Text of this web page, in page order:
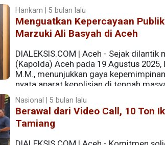
Hankam | 5 bulan lalu
Menguatkan Kepercayaan
Marzuki Ali Basyah di Aceh
DIALEKSIS.COM | Aceh - Sejak
(Kapolda) Aceh pada 19 Agustus 2025,
M.M., menunjukkan gaya
nyata aparat kepolisian di tengah
tertinggi di jajaran Polda Aceh kepada
yang lebih kuat antara institusi polisi
Nasional | 5 bulan lalu
Berawal dari Video Call, 10 Ton
Tamiang